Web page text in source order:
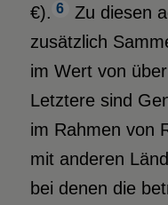
€). 6
Zu diesen
zusätzlich
im Wert von
Letztere sind
im Rahmen von
mit anderen
bei denen die